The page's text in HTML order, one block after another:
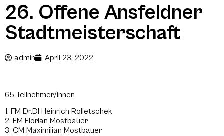
26. Offene Ansfeldner
Stadtmeisterschaft
admin April 23, 2022
65 Teilnehmer/innen
1. FM Dr.DI Heinrich Rolletschek
2. FM Florian Mostbauer
3. CM Maximilian Mostbauer